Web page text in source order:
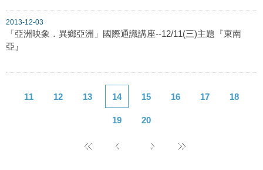
2013-12-03
「亞洲映象．異鄉亞洲」國際通識講座--12/11(三)主題『東南
亞』
11 12 13 14 15 16 17 18
19 20